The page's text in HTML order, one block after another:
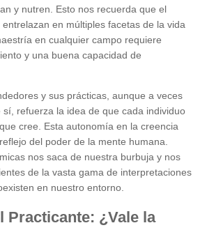
y nutren. Esto nos recuerda que el
en múltiples facetas de la vida
en cualquier campo requiere
y una buena capacidad de
y sus prácticas, aunque a veces
refuerza la idea de que cada individuo
cree. Esta autonomía en la creencia
del poder de la mente humana.
nos saca de nuestra burbuja y nos
de la vasta gama de interpretaciones
en nuestro entorno.
Practicante: ¿Vale la